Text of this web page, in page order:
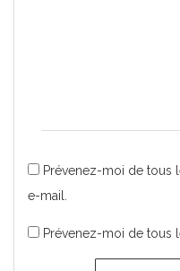
Prévenez-moi de tous
e-mail.
Prévenez-moi de tous